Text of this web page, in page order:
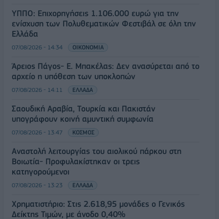
ΥΠΠΟ: Επιχορηγήσεις 1.106.000 ευρώ για την
ενίσχυση των Πολυθεματικών Φεστιβάλ σε όλη την
Ελλάδα
07/08/2026 - 14:34 ΟΙΚΟΝΟΜΙΑ
Άρειος Πάγος- Ε. Μπακέλας: Δεν ανασύρεται από το
αρχείο η υπόθεση των υποκλοπών
07/08/2026 - 14:11 ΕΛΛΑΔΑ
Σαουδική Αραβία, Τουρκία και Πακιστάν
υπογράφουν κοινή αμυντική συμφωνία
07/08/2026 - 13:47 ΚΟΣΜΟΣ
Αναστολή λειτουργίας του αιολικού πάρκου στη
Βοιωτία- Προφυλακίστηκαν οι τρεις
κατηγορούμενοι
07/08/2026 - 13:23 ΕΛΛΑΔΑ
Χρηματιστήριο: Στις 2.618,95 μονάδες ο Γενικός
Δείκτης Τιμών, με άνοδο 0,40%